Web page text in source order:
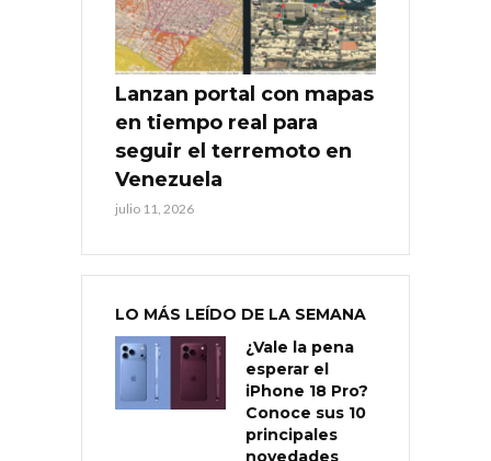
Lanzan portal con mapas
en tiempo real para
seguir el terremoto en
Venezuela
julio 11, 2026
LO MÁS LEÍDO DE LA SEMANA
¿Vale la pena
esperar el
iPhone 18 Pro?
Conoce sus 10
principales
novedades